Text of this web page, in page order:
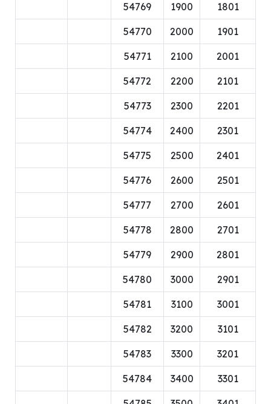
1801
1900
54769
1901
2000
54770
2001
2100
54771
2101
2200
54772
2201
2300
54773
2301
2400
54774
2401
2500
54775
2501
2600
54776
2601
2700
54777
2701
2800
54778
2801
2900
54779
2901
3000
54780
3001
3100
54781
3101
3200
54782
3201
3300
54783
3301
3400
54784